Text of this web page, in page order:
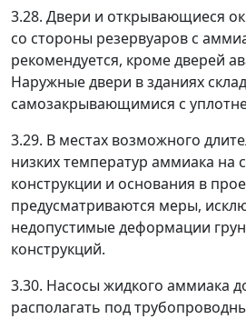
3.28. Двери и открывающиеся
со стороны резервуаров с
рекомендуется, кроме дверей
Наружные двери в зданиях
самозакрывающимися с
3.29. В местах возможного
низких температур аммиака на
конструкции и основания в
предусматриваются меры,
недопустимые деформации
конструкций.
3.30. Насосы жидкого аммиака
располагать под